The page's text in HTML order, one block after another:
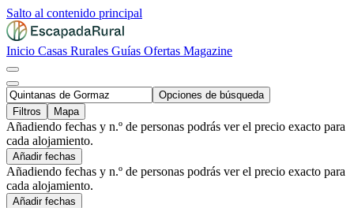
Salto al contenido principal
Inicio Casas Rurales Guías Ofertas Magazine
Opciones de búsqueda
Filtros
Mapa
Añadiendo fechas y n.º de personas podrás ver el precio exacto para
cada alojamiento.
Añadir fechas
Añadiendo fechas y n.º de personas podrás ver el precio exacto para
cada alojamiento.
Añadir fechas